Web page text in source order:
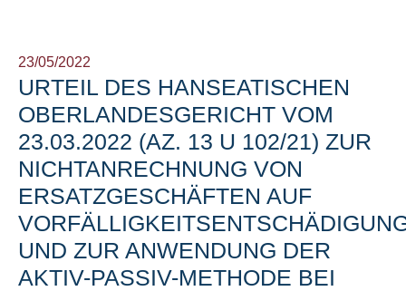
23/05/2022
URTEIL DES HANSEATISCHEN
OBERLANDESGERICHT VOM
23.03.2022 (AZ. 13 U 102/21) ZUR
NICHTANRECHNUNG VON
ERSATZGESCHÄFTEN AUF
UND ZUR ANWENDUNG DER
AKTIV-PASSIV-METHODE BEI